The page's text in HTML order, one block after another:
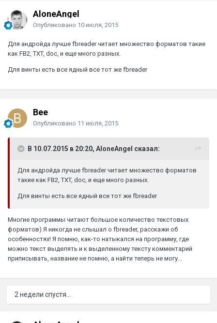
AloneAngel
Опубликовано 10 июля, 2015
Для андройда лучше fbreader читает множество форматов такие
как FB2, TXT, doc, и еще много разных.
Для винты есть все ядный все тот же fbreader
Bee
Опубликовано 11 июля, 2015
В 10.07.2015 в 20:20, AloneAngel сказал:
Для андройда лучше fbreader читает множество форматов
такие как FB2, TXT, doc, и еще много разных.
Для винты есть все ядный все тот же fbreader
Многие программы читают большое количество текстовых
форматов) Я никогда не слышал о fbreader, расскажи об
особенностях! Я помню, как-то натыкался на программу, где
можно текст выделять и к выделенному тексту комментарий
приписывать, название не помню, а найти теперь не могу...
2 недели спустя...